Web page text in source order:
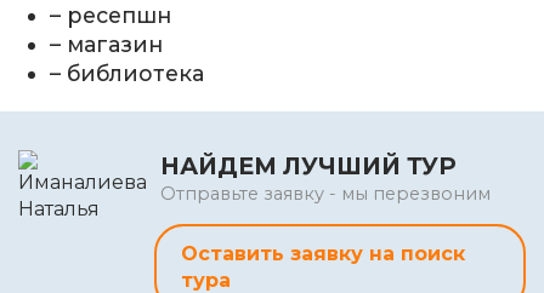
– ресепшн
– магазин
– библиотека
НАЙДЕМ ЛУЧШИЙ ТУР
Отправьте заявку - мы перезвоним
Оставить заявку на поиск
тура